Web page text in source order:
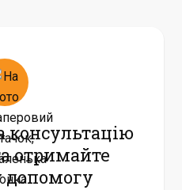
консультацію
отримайте
допомогу